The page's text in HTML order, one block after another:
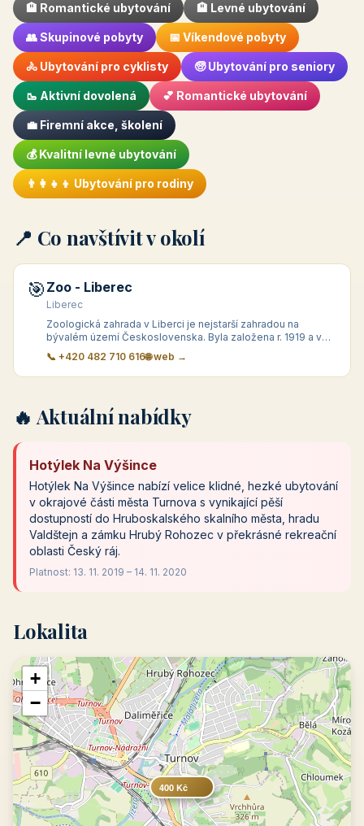
🏨 Romantické ubytování 🏨 Levné ubytování
👥 Skupinové pobyty 📅 Víkendové pobyty
🚴 Ubytování pro cyklisty 🧓 Ubytování pro seniory
🥾 Aktivní dovolená 💕 Romantické ubytování
💼 Firemní akce, školení
💰 Kvalitní levné ubytování
👨‍👩‍👧‍👦 Ubytování pro rodiny
📍 Co navštívit v okolí
🎯 Zoo - Liberec
Liberec
Zoologická zahrada v Liberci je nejstarší zahradou na
bývalém území Československa. Byla založena r. 1919 a v
současné době se může pochlubit takřka 170 druhy zvířat o
celkovém počtu bezmála 1000 j
📞 +420 482 710 616🌐 web →
🔥 Aktuální nabídky
Hotýlek Na Výšince
Hotýlek Na Výšince nabízí velice klidné, hezké ubytování
v okrajové části města Turnova s vynikající pěší
dostupností do Hruboskalského skalního města, hradu
Valdštejn a zámku Hrubý Rohozec v překrásné rekreační
oblasti Český ráj.
Platnost: 13. 11. 2019 – 14. 11. 2020
Lokalita
400 Kč
+
−